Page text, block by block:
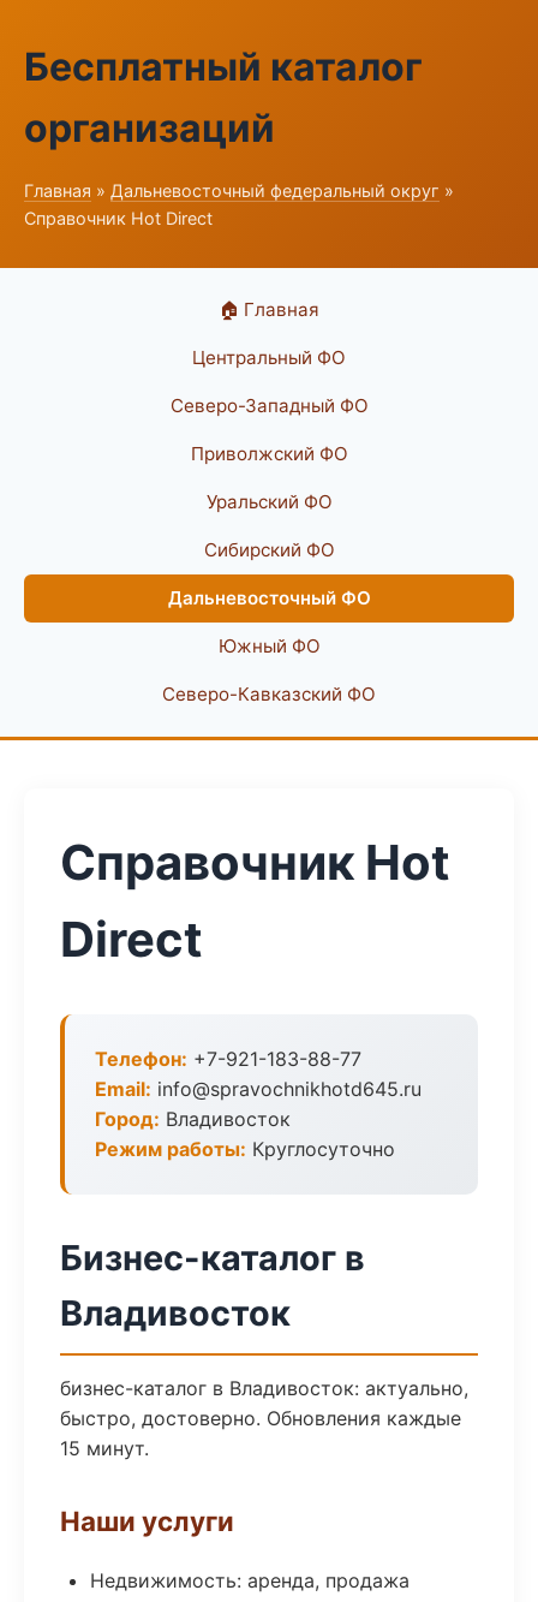
Бесплатный каталог
организаций
Главная » Дальневосточный федеральный округ »
Справочник Hot Direct
🏠 Главная
Центральный ФО
Северо-Западный ФО
Приволжский ФО
Уральский ФО
Сибирский ФО
Дальневосточный ФО
Южный ФО
Северо-Кавказский ФО
Справочник Hot
Direct
Телефон: +7-921-183-88-77
Email: info@spravochnikhotd645.ru
Город: Владивосток
Режим работы: Круглосуточно
Бизнес-каталог в
Владивосток
бизнес-каталог в Владивосток: актуально,
быстро, достоверно. Обновления каждые
15 минут.
Наши услуги
Недвижимость: аренда, продажа